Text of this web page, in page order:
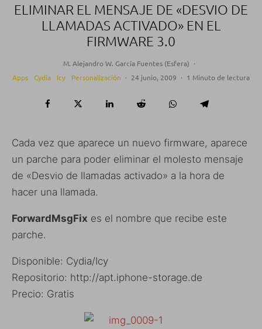
ELIMINAR EL MENSAJE DE «DESVIO DE
LLAMADAS ACTIVADO» EN EL
FIRMWARE 3.0
M. Alejandro W. García Fuentes (Esfera) ·
Apps
Cydia Icy Personalización · 24 junio, 2009 · 1 Minuto de lectura
Cada vez que aparece un nuevo firmware, aparece
un parche para poder eliminar el molesto mensaje
de «Desvio de llamadas activado» a la hora de
hacer una llamada.
ForwardMsgFix es el nombre que recibe este
parche.
Disponible: Cydia/Icy
Repositorio: http://apt.iphone-storage.de
Precio: Gratis